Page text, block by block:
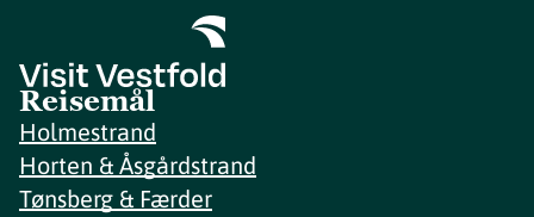
Reisemål
Holmestrand
Horten & Åsgårdstrand
Tønsberg & Færder